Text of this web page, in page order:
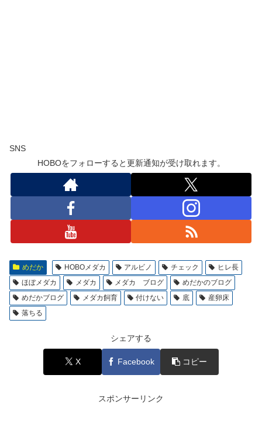
SNS
HOBOをフォローすると更新通知が受け取れます。
めだか HOBOメダカ アルビノ チェック
ヒレ長
ほぼメダカ
メダカ メダカ ブログ
めだかのブログ
めだかブログ
メダカ飼育 付けない 底
産卵床
落ちる
シェアする
X Facebook コピー
スポンサーリンク